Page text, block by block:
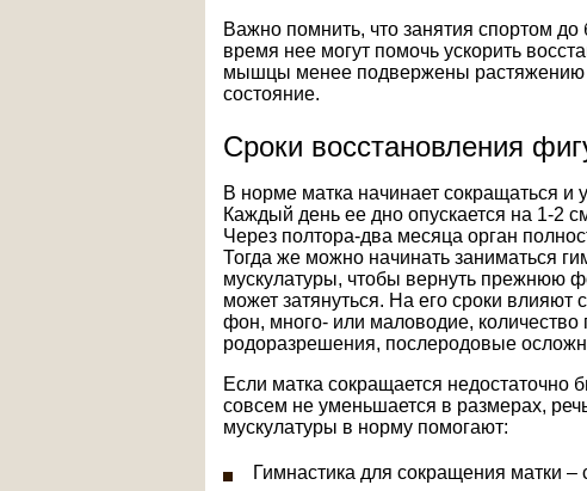
Важно помнить, что занятия спортом
время нее могут помочь ускорить
мышцы менее подвержены растяжению
состояние.
Сроки восстановления
В норме матка начинает сокращаться и
Каждый день ее дно опускается на 1-2
Через полтора-два месяца орган
Тогда же можно начинать заниматься
мускулатуры, чтобы вернуть прежнюю
может затянуться. На его сроки
фон, много- или маловодие,
родоразрешения, послеродовые
Если матка сокращается недостаточно
совсем не уменьшается в размерах,
мускулатуры в норму помогают:
Гимнастика для сокращения матки